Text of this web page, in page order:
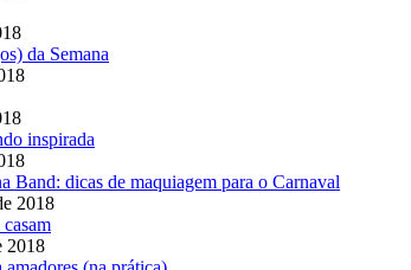
da Semana
inspirada
Band: dicas de maquiagem para o Carnaval
2018
2018